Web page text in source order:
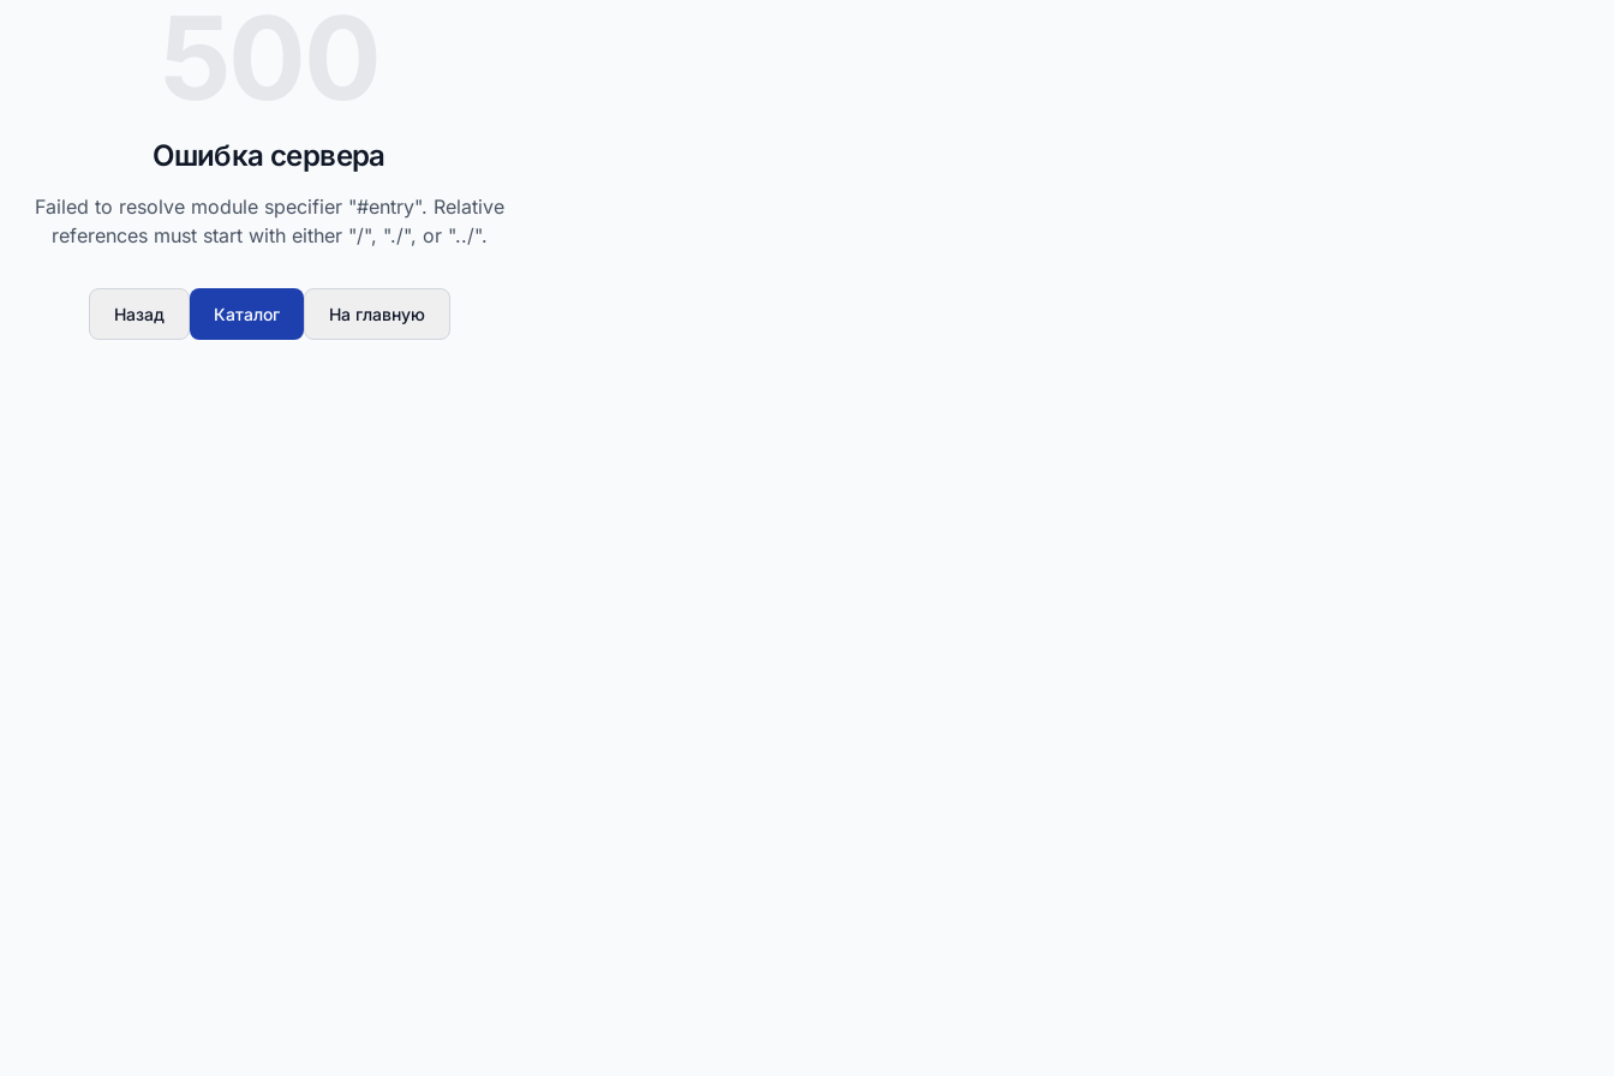
Ошибка сервера
Failed to resolve module specifier "#entry". Relative
references must start with either "/", "./", or "../".
Назад Каталог На главную